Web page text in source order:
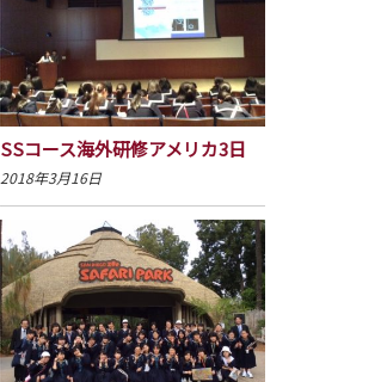
SSコース海外研修アメリカ3日
2018年3月16日